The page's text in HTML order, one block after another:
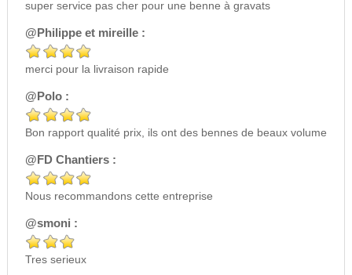
super service pas cher pour une benne à gravats
@Philippe et mireille :
merci pour la livraison rapide
@Polo :
Bon rapport qualité prix, ils ont des bennes de beaux volume
@FD Chantiers :
Nous recommandons cette entreprise
@smoni :
Tres serieux